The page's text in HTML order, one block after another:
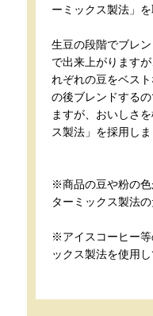
ーミックス製法」を
生豆の段階でブレ
で出来上がります
れぞれの豆をベス
の後ブレンドする
ますが、おいしさ
ス製法」を採用しま
※商品の豆や粉の
ターミックス製法の
※アイスコーヒー等
ックス製法を使用し